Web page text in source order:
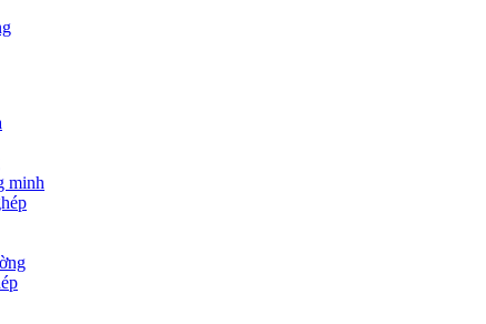
minh